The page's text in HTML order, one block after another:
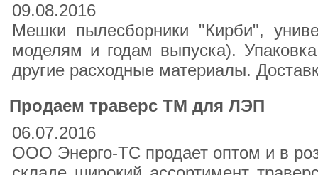
09.08.2016
Мешки пылесборники "Кирби",
моделям и годам выпуска).
другие расходные материалы.
Продаем траверс ТМ для ЛЭП
06.07.2016
ООО Энерго-ТС продает оптом и в